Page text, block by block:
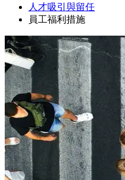
人才吸引與留任
員工福利措施